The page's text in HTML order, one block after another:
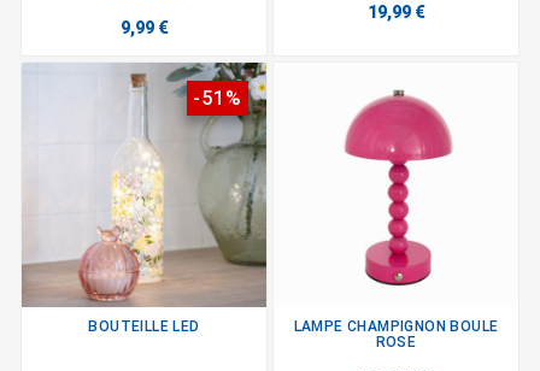
9,99 €
19,99 €
-51%
BOUTEILLE LED
LAMPE CHAMPIGNON BOULE
ROSE